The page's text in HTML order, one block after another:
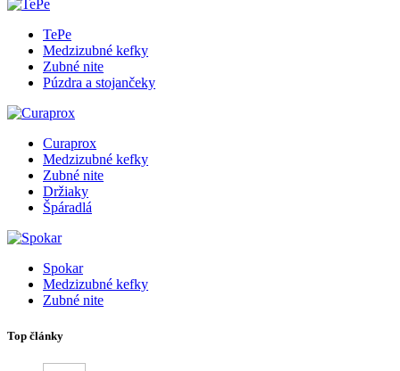
TePe
Medzizubné kefky
Zubné nite
Púzdra a stojančeky
Curaprox
Medzizubné kefky
Zubné nite
Držiaky
Špáradlá
Spokar
Medzizubné kefky
Zubné nite
Top články